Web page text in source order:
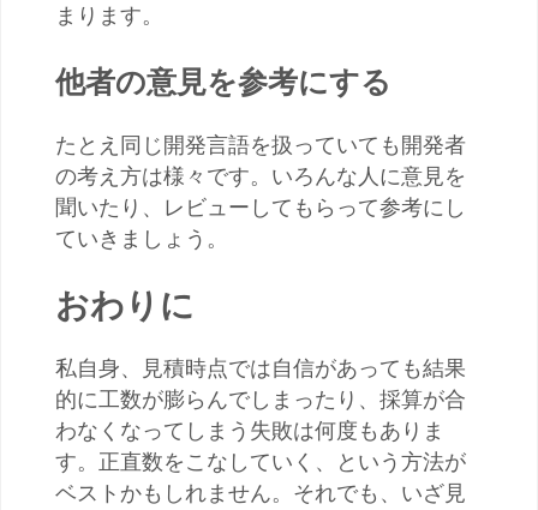
まります。
他者の意見を参考にする
たとえ同じ開発言語を扱っていても開発者
の考え方は様々です。いろんな人に意見を
聞いたり、レビューしてもらって参考にし
ていきましょう。
おわりに
私自身、見積時点では自信があっても結果
的に工数が膨らんでしまったり、採算が合
わなくなってしまう失敗は何度もありま
す。正直数をこなしていく、という方法が
ベストかもしれません。それでも、いざ見